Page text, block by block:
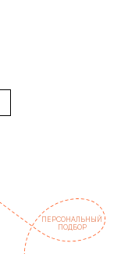
ПЕРСОНАЛЬНЫЙ
ПОДБОР